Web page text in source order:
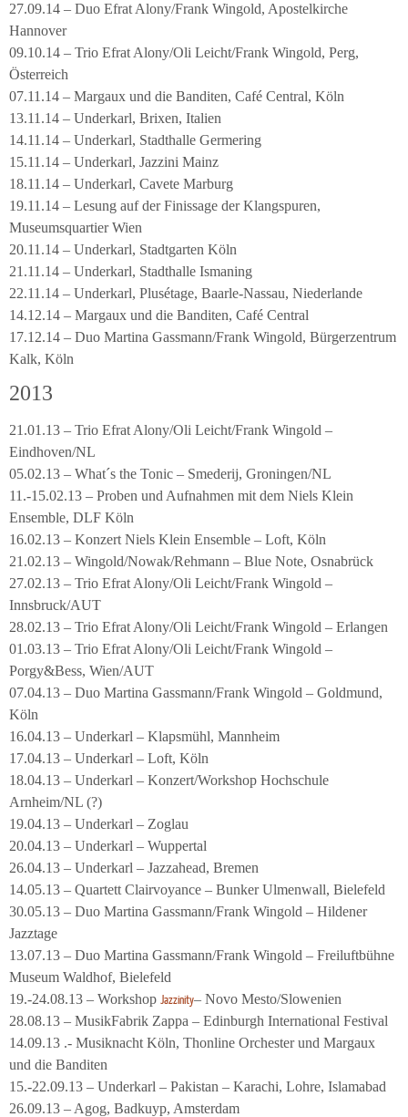
27.09.14 – Duo Efrat Alony/Frank Wingold, Apostelkirche
Hannover
09.10.14 – Trio Efrat Alony/Oli Leicht/Frank Wingold, Perg,
Österreich
07.11.14 – Margaux und die Banditen, Café Central, Köln
13.11.14 – Underkarl, Brixen, Italien
14.11.14 – Underkarl, Stadthalle Germering
15.11.14 – Underkarl, Jazzini Mainz
18.11.14 – Underkarl, Cavete Marburg
19.11.14 – Lesung auf der Finissage der Klangspuren,
Museumsquartier Wien
20.11.14 – Underkarl, Stadtgarten Köln
21.11.14 – Underkarl, Stadthalle Ismaning
22.11.14 – Underkarl, Plusétage, Baarle-Nassau, Niederlande
14.12.14 – Margaux und die Banditen, Café Central
17.12.14 – Duo Martina Gassmann/Frank Wingold, Bürgerzentrum
Kalk, Köln
2013
21.01.13 – Trio Efrat Alony/Oli Leicht/Frank Wingold –
Eindhoven/NL
05.02.13 – What´s the Tonic – Smederij, Groningen/NL
11.-15.02.13 – Proben und Aufnahmen mit dem Niels Klein
Ensemble, DLF Köln
16.02.13 – Konzert Niels Klein Ensemble – Loft, Köln
21.02.13 – Wingold/Nowak/Rehmann – Blue Note, Osnabrück
27.02.13 – Trio Efrat Alony/Oli Leicht/Frank Wingold –
Innsbruck/AUT
28.02.13 – Trio Efrat Alony/Oli Leicht/Frank Wingold – Erlangen
01.03.13 – Trio Efrat Alony/Oli Leicht/Frank Wingold –
Porgy&Bess, Wien/AUT
07.04.13 – Duo Martina Gassmann/Frank Wingold – Goldmund,
Köln
16.04.13 – Underkarl – Klapsmühl, Mannheim
17.04.13 – Underkarl – Loft, Köln
18.04.13 – Underkarl – Konzert/Workshop Hochschule
Arnheim/NL (?)
19.04.13 – Underkarl – Zoglau
20.04.13 – Underkarl – Wuppertal
26.04.13 – Underkarl – Jazzahead, Bremen
14.05.13 – Quartett Clairvoyance – Bunker Ulmenwall, Bielefeld
30.05.13 – Duo Martina Gassmann/Frank Wingold – Hildener
Jazztage
13.07.13 – Duo Martina Gassmann/Frank Wingold – Freiluftbühne
Museum Waldhof, Bielefeld
19.-24.08.13 – Workshop Jazzinity– Novo Mesto/Slowenien
28.08.13 – MusikFabrik Zappa – Edinburgh International Festival
14.09.13 .- Musiknacht Köln, Thonline Orchester und Margaux
und die Banditen
15.-22.09.13 – Underkarl – Pakistan – Karachi, Lohre, Islamabad
26.09.13 – Agog, Badkuyp, Amsterdam